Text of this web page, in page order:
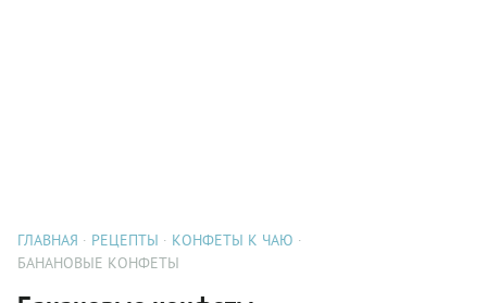
ГЛАВНАЯ РЕЦЕПТЫ
КОНФЕТЫ К ЧАЮ
БАНАНОВЫЕ КОНФЕТЫ